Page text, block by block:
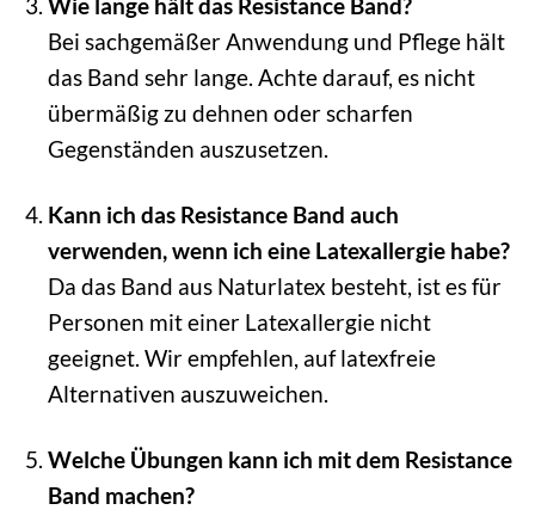
Wie lange hält das Resistance Band?
Bei sachgemäßer Anwendung und Pflege hält
das Band sehr lange. Achte darauf, es nicht
übermäßig zu dehnen oder scharfen
Gegenständen auszusetzen.
Kann ich das Resistance Band auch
verwenden, wenn ich eine Latexallergie habe?
Da das Band aus Naturlatex besteht, ist es für
Personen mit einer Latexallergie nicht
geeignet. Wir empfehlen, auf latexfreie
Alternativen auszuweichen.
Welche Übungen kann ich mit dem Resistance
Band machen?